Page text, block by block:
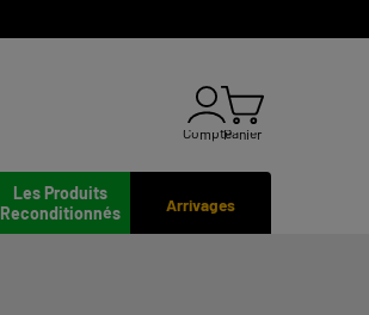
ComptePanier
Arrivages
Les Produits
Reconditionnés